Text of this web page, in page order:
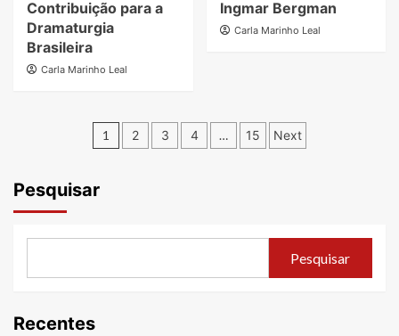
Contribuição para a
Dramaturgia
Brasileira
Carla Marinho Leal
Ingmar Bergman
Carla Marinho Leal
Paginação
posts
1 2 3 4 … 15 Next
Pesquisar
Pesquisar
Recentes